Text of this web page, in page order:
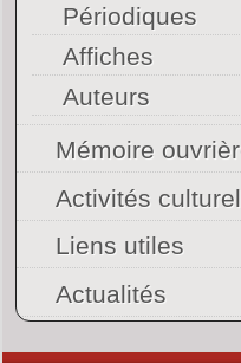
Périodiques
Affiches
Auteurs
Mémoire
Activités
Liens utiles
Actualités